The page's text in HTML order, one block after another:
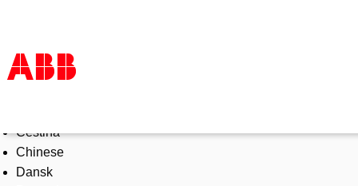
Products & Solutions
Industries
Services
Čeština
Chinese
Dansk